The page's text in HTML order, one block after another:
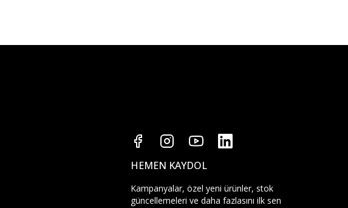
HEMEN KAYDOL
Kampanyalar, özel yeni ürünler, stok
güncellemeleri ve daha fazlasını ilk sen